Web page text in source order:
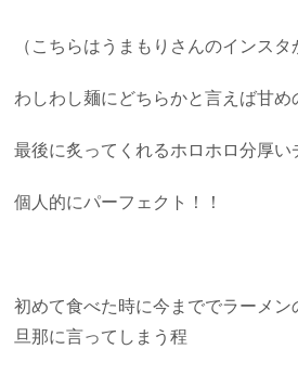
（こちらはうまもりさんのインスタ
わしわし麺にどちらかと言えば甘め
最後に炙ってくれるホロホロ分厚い
個人的にパーフェクト！！
初めて食べた時に今まででラーメン
旦那に言ってしまう程